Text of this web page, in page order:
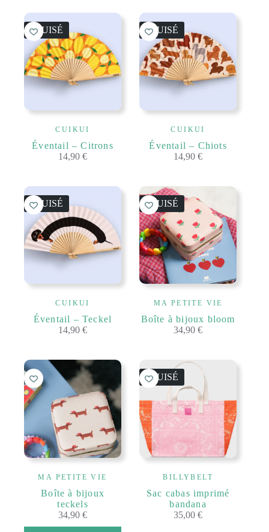
ÉPUISÉ
CUIKUI
Éventail – Citrons
14,90€
ÉPUISÉ
CUIKUI
Éventail – Chiots
14,90€
ÉPUISÉ
CUIKUI
Éventail – Teckel
14,90€
ÉPUISÉ
MA PETITE VIE
Boîte à bijoux bloom
34,90€
MA PETITE VIE
Boîte à bijoux
teckels
34,90€
ÉPUISÉ
BILLYBELT
Sac cabas imprimé
bandana
35,00€